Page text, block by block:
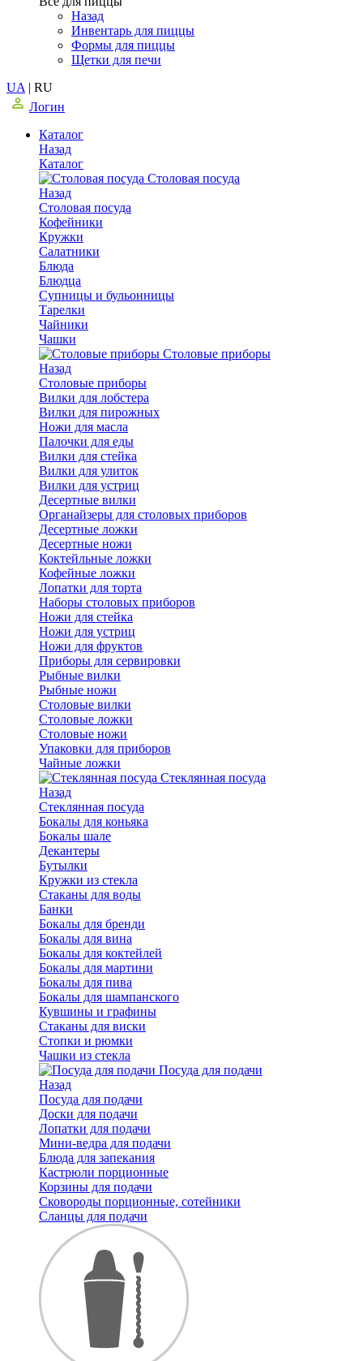
Назад
Инвентарь для пиццы
Формы для пиццы
Щетки для печи
UA | RU
Логин
Каталог
Назад
Каталог
Столовая посуда
Назад
Столовая посуда
Кофейники
Кружки
Салатники
Блюда
Блюдца
Супницы и бульонницы
Тарелки
Чайники
Чашки
Cтоловые приборы
Назад
Cтоловые приборы
Вилки для лобстера
Вилки для пирожных
Ножи для масла
Палочки для еды
Вилки для стейка
Вилки для улиток
Вилки для устриц
Десертные вилки
Органайзеры для столовых приборов
Десертные ложки
Десертные ножи
Коктейльные ложки
Кофейные ложки
Лопатки для торта
Наборы столовых приборов
Ножи для стейка
Ножи для устриц
Ножи для фруктов
Приборы для сервировки
Рыбные вилки
Рыбные ножи
Столовые вилки
Столовые ложки
Столовые ножи
Упаковки для приборов
Чайные ложки
Стеклянная посуда
Назад
Стеклянная посуда
Бокалы для коньяка
Бокалы шале
Декантеры
Бутылки
Кружки из стекла
Стаканы для воды
Банки
Бокалы для бренди
Бокалы для вина
Бокалы для коктейлей
Бокалы для мартини
Бокалы для пива
Бокалы для шампанского
Кувшины и графины
Стаканы для виски
Стопки и рюмки
Чашки из стекла
Посуда для подачи
Назад
Посуда для подачи
Доски для подачи
Лопатки для подачи
Мини-ведра для подачи
Блюда для запекания
Кастрюли порционные
Корзины для подачи
Сковороды порционные, сотейники
Сланцы для подачи